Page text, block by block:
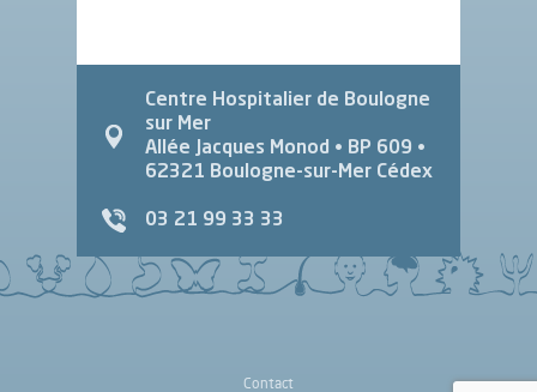
Centre Hospitalier de Boulogne
sur Mer
Allée Jacques Monod • BP 609 •
62321 Boulogne-sur-Mer Cédex
03 21 99 33 33
Contact